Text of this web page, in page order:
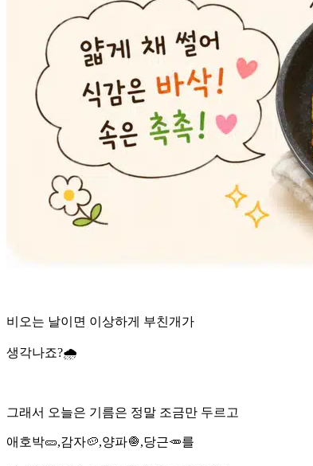
비오는 날이면 이상하게 부친개가
생각나죠?🌧
그래서 오늘은 기름은 정말 조금만 두르고
애호박🥒,감자🥔,양파🧅,당근🥕를